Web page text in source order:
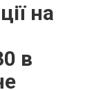
на
в